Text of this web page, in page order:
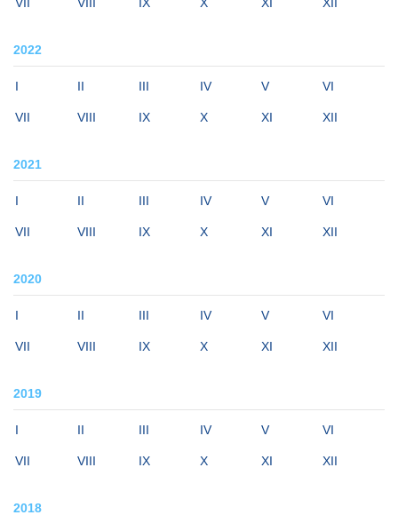
2022
I II III IV V VI
VII VIII IX X XI XII
2021
I II III IV V VI
VII VIII IX X XI XII
2020
I II III IV V VI
VII VIII IX X XI XII
2019
I II III IV V VI
VII VIII IX X XI XII
2018